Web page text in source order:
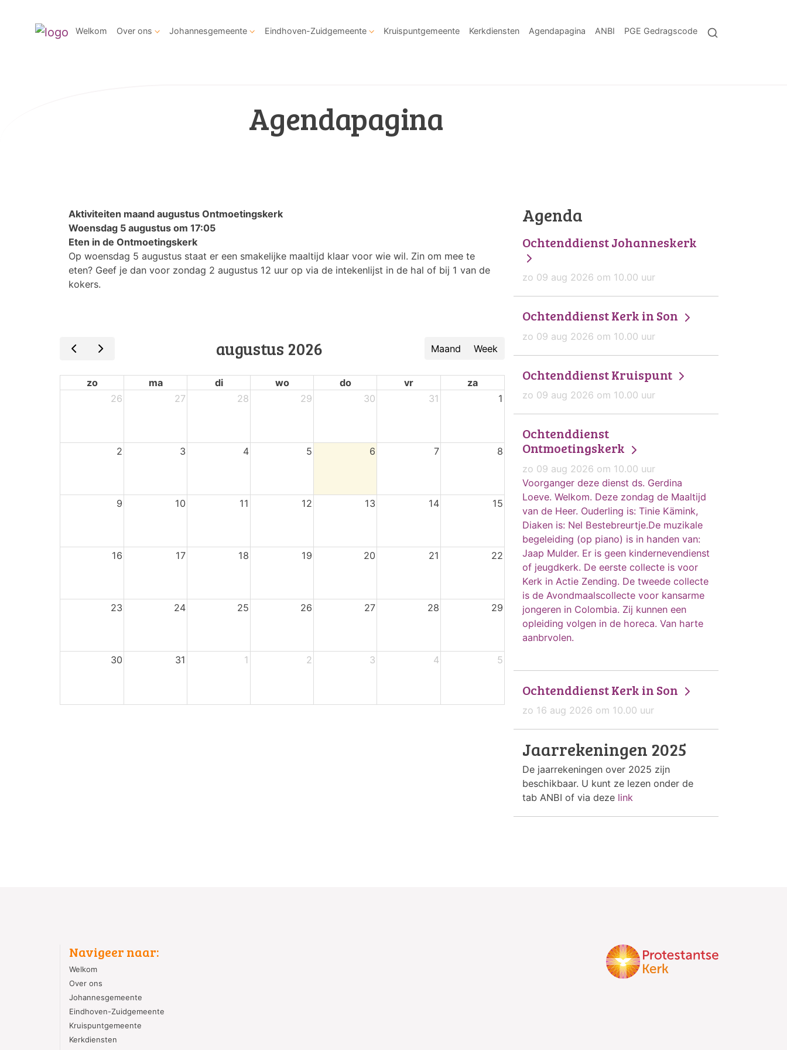
Welkom Over ons Johannesgemeente Eindhoven-Zuidgemeente Kruispuntgemeente Kerkdiensten Agendapagina ANBI PGE Gedragscode
Agendapagina
Aktiviteiten maand augustus Ontmoetingskerk
Woensdag 5 augustus om 17:05
Eten in de Ontmoetingskerk
Op woensdag 5 augustus staat er een smakelijke maaltijd klaar voor wie wil. Zin om mee te
eten? Geef je dan voor zondag 2 augustus 12 uur op via de intekenlijst in de hal of bij 1 van de
kokers.
augustus 2026 Maand Week
zo ma di wo do vr
za
26
27 28 29 30 31 1
2 3 4 5 6 7 8
9 10 11 12 13 14 15
16 17 18 19 20 21 22
23 24 25 26 27 28 29
30 31 1 2 3 4 5
Agenda
Ochtenddienst Johanneskerk
zo 09 aug 2026 om 10.00 uur
Ochtenddienst Kerk in Son
zo 09 aug 2026 om 10.00 uur
Ochtenddienst Kruispunt
zo 09 aug 2026 om 10.00 uur
Ochtenddienst
Ontmoetingskerk
zo 09 aug 2026 om 10.00 uur
Voorganger deze dienst ds. Gerdina
Loeve. Welkom. Deze zondag de Maaltijd
van de Heer. Ouderling is: Tinie Kämink,
Diaken is: Nel Bestebreurtje.De muzikale
begeleiding (op piano) is in handen van:
Jaap Mulder. Er is geen kindernevendienst
of jeugdkerk. De eerste collecte is voor
Kerk in Actie Zending. De tweede collecte
is de Avondmaalscollecte voor kansarme
jongeren in Colombia. Zij kunnen een
opleiding volgen in de horeca. Van harte
aanbrvolen.
Ochtenddienst Kerk in Son
zo 16 aug 2026 om 10.00 uur
Jaarrekeningen 2025
De jaarrekeningen over 2025 zijn
beschikbaar. U kunt ze lezen onder de
tab ANBI of via deze link
Navigeer naar:
Welkom
Over ons
Johannesgemeente
Eindhoven-Zuidgemeente
Kruispuntgemeente
Kerkdiensten